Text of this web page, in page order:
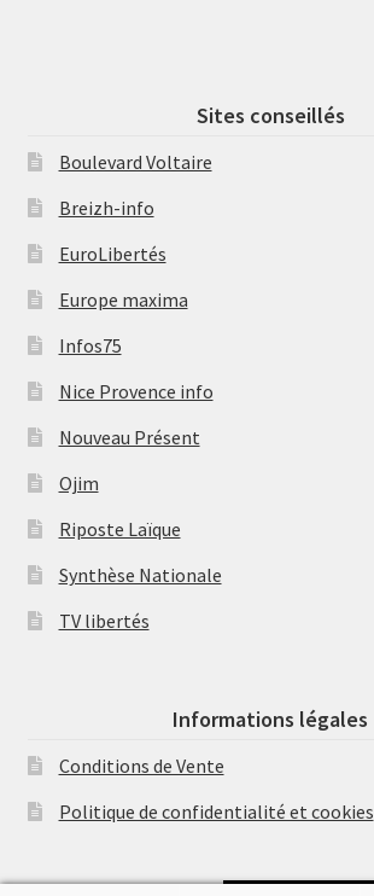
Sites conseillés
Boulevard Voltaire
Breizh-info
EuroLibertés
Europe maxima
Infos75
Nice Provence info
Nouveau Présent
Ojim
Riposte Laïque
Synthèse Nationale
TV libertés
Informations légales
Conditions de Vente
Politique de confidentialité et cookies